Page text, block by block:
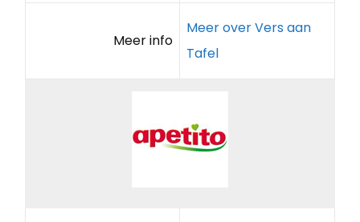
Meer info
Meer over Vers aan
Tafel